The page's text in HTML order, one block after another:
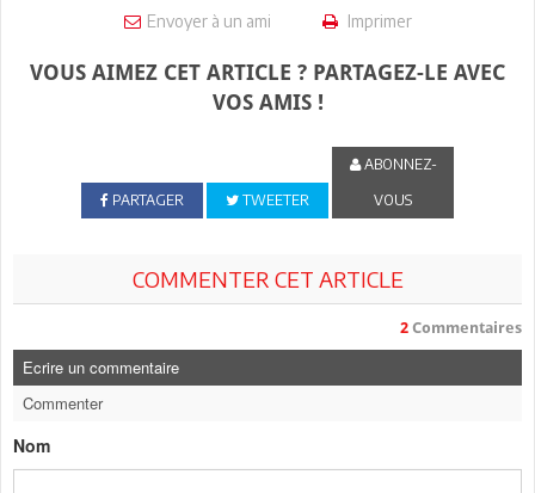
Envoyer à un ami Imprimer
VOUS AIMEZ CET ARTICLE ? PARTAGEZ-LE AVEC
VOS AMIS !
PARTAGER TWEETER
ABONNEZ-
VOUS
COMMENTER CET ARTICLE
2 Commentaires
Ecrire un commentaire
Commenter
Nom